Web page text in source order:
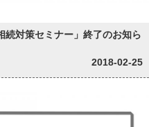
対策セミナー」終了のお知ら
2018-02-25